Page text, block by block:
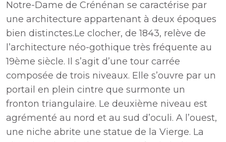
Notre-Dame de Crénénan se caractérise par
une architecture appartenant à deux époques
bien distinctes.Le clocher, de 1843, relève de
l’architecture néo-gothique très fréquente au
19ème siècle. Il s’agit d’une tour carrée
composée de trois niveaux. Elle s’ouvre par un
portail en plein cintre que surmonte un
fronton triangulaire. Le deuxième niveau est
agrémenté au nord et au sud d’oculi. A l’ouest,
une niche abrite une statue de la Vierge. La